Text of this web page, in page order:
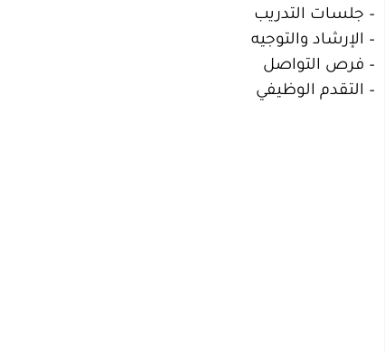
– جلسات التدريب
– الإرشاد والتوجيه
– فرص التواصل
– التقدم الوظيفي